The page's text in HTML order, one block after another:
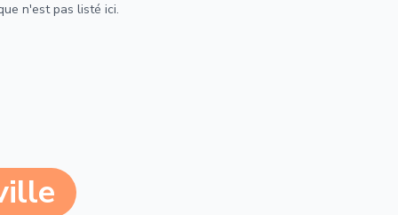
n'est pas listé ici.